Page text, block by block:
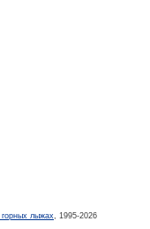
лыжах, 1995-2026